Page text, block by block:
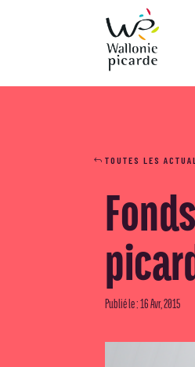
TOUTES LES
Publié le : 16 Avr, 2015